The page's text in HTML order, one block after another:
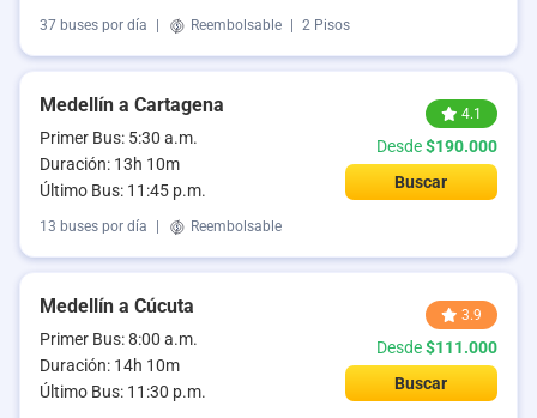
37 buses por día Reembolsable 2 Pisos
Medellín a Cartagena
Primer Bus: 5:30 a.m.
Duración: 13h 10m
Último Bus: 11:45 p.m.
4.1
Desde$190.000
Buscar
13 buses por día Reembolsable
Medellín a Cúcuta
Primer Bus: 8:00 a.m.
Duración: 14h 10m
Último Bus: 11:30 p.m.
3.9
Desde$111.000
Buscar